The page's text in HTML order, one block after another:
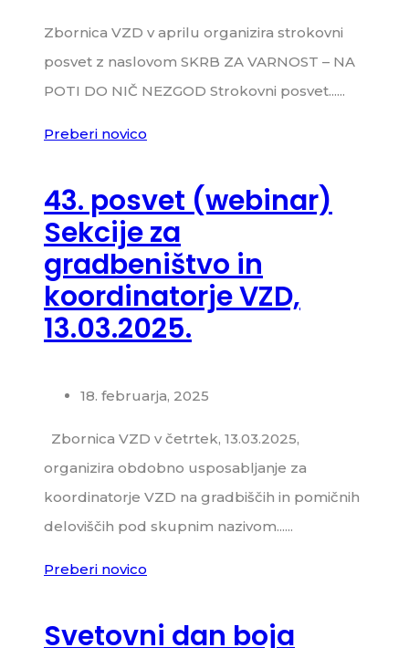
Zbornica VZD v aprilu organizira strokovni
posvet z naslovom SKRB ZA VARNOST – NA
POTI DO NIČ NEZGOD Strokovni posvet......
Preberi novico
43. posvet (webinar)
Sekcije za
gradbeništvo in
koordinatorje VZD,
13.03.2025.
18. februarja, 2025
Zbornica VZD v četrtek, 13.03.2025,
organizira obdobno usposabljanje za
koordinatorje VZD na gradbiščih in pomičnih
deloviščih pod skupnim nazivom......
Preberi novico
Svetovni dan boja